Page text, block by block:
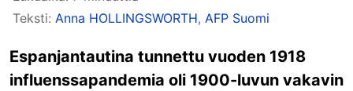
Teksti: Anna HOLLINGSWORTH, AFP Suomi
Espanjantautina tunnettu vuoden 1918
influenssapandemia oli 1900-luvun vakavin